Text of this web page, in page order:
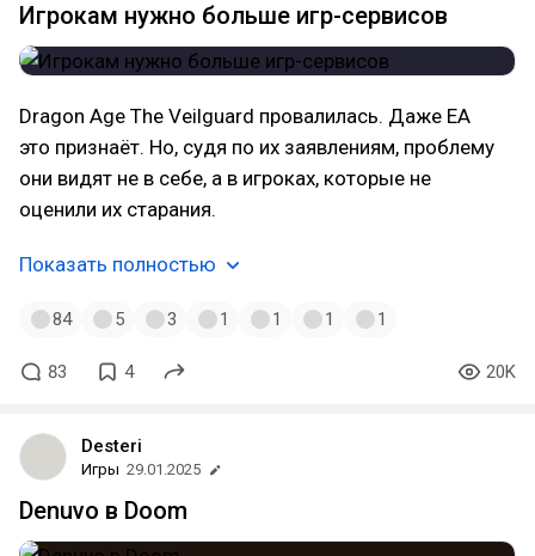
Игрокам нужно больше игр-сервисов
Dragon Age The Veilguard провалилась. Даже EA
это признаёт. Но, судя по их заявлениям, проблему
они видят не в себе, а в игроках, которые не
оценили их старания.
Показать полностью
84 5 3 1 1 1 1
83 4 20K
Desteri
Игры 29.01.2025
Denuvo в Doom